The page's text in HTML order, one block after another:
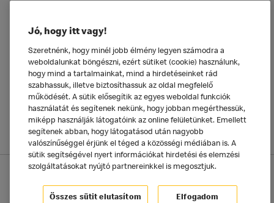
Általános
Adatkezelési tájékoztató
McDonald's Alkalmazás Sütik beállítása
Jó, hogy itt vagy!
Szeretnénk, hogy minél jobb élmény legyen számodra a
weboldalunkat böngészni, ezért sütiket (cookie) használunk,
hogy mind a tartalmainkat, mind a hirdetéseinket rád
szabhassuk, illetve biztosíthassuk az oldal megfelelő
működését. A sütik elősegítik az egyes weboldal funkciók
használatát és segítenek nekünk, hogy jobban megérthessük,
miképp használják látogatóink az online felületünket. Emellett
segítenek abban, hogy látogatásod után nagyobb
valószínűséggel érjünk el téged a közösségi médiában is. A
sütik segítségével nyert információkat hirdetési és elemzési
szolgáltatásokat nyújtó partnereinkkel is megosztjuk.
Összes sütit elutasítom Elfogadom